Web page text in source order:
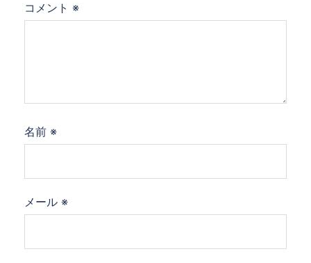
コメント ※
名前 ※
メール ※